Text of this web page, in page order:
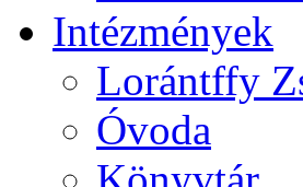
Intézmények
Lorántffy
Óvoda